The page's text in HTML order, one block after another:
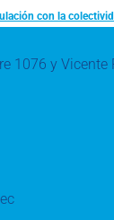
con la
1076 y Vicente